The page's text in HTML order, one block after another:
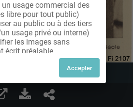
un usage commercial des
libre pour tout public)
au public ou à des tiers
usage privé ou interne)
les images sans
écrit préalable
nous vous invitons
afin de solliciter le type
parmi celles
cas échéant, acquitter